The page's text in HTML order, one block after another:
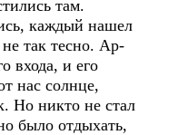
там.
каждый нашел
так тесно. Ар-
входа, и его
нас солнце,
Но никто не стал
было отдыхать,